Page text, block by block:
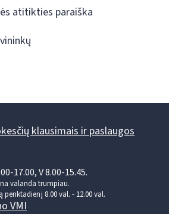
atitikties paraiška
klausimais ir paslaugos
17.00, V 8.00-15.45.
valanda trumpiau.
8.00 val. - 12.00 val.
VMI